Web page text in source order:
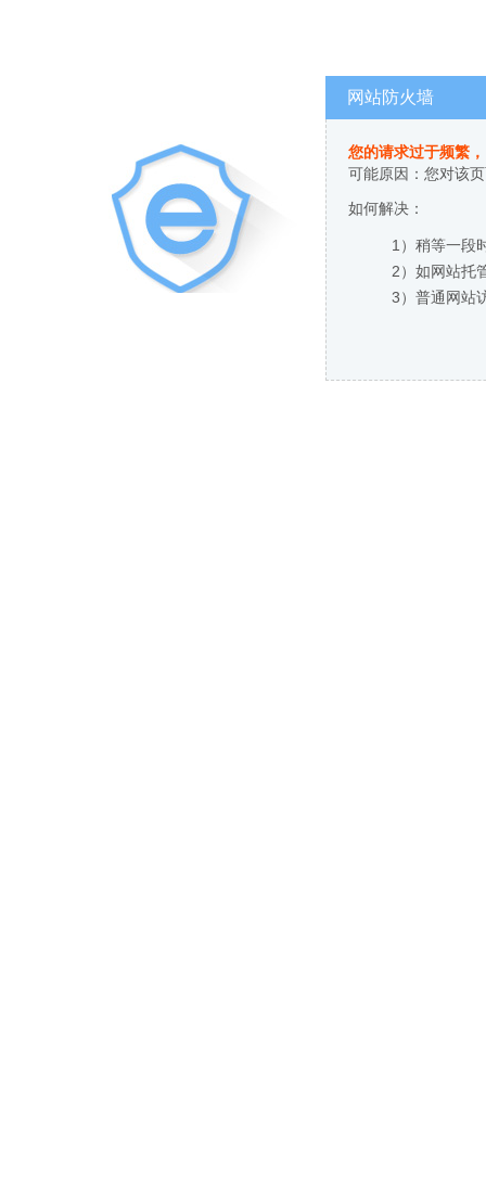
网站防火墙
您的请求过于频繁
可能原因：您对该
如何解决：
1）稍等一段
2）如网站托
3）普通网站